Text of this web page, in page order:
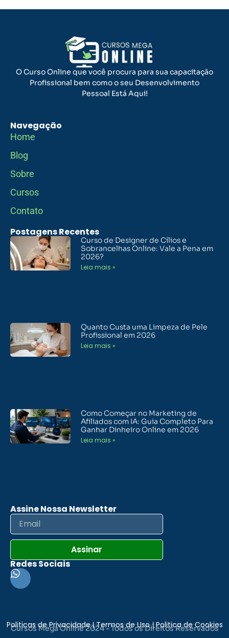
O Curso Online que você procura para sua capacitação
Profissional bem como o seu Desenvolvimento
Pessoal Está Aqui!
Navegação
Home
Blog
Sobre
Cursos
Contato
Postagens Recentes
Curso de Designer de Cílios e
Sobrancelhas Online: Vale a Pena em
2026?
Leia mais »
Quanto Custa uma Limpeza de Pele
Profissional em 2026
Leia mais »
Como Começar no Marketing de
Afiliados com IA: Guia Completo Para
Ganhar Dinheiro Online em 2026
Leia mais »
Assine Nossa Newsletter
Assinar
Redes Sociais
Politicas de Privacidade|Termos de Uso|Politica de Cookies
Cursos Mega Online2024 – Todos os Direitos Reservados